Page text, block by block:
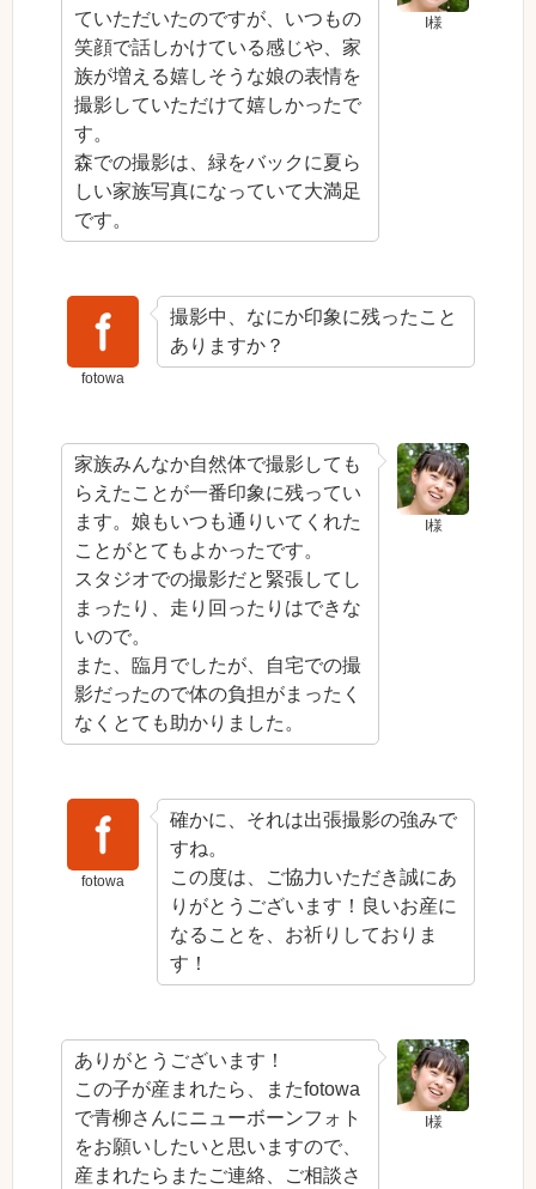
I様
ていただいたのですが、いつもの
笑顔で話しかけている感じや、家
族が増える嬉しそうな娘の表情を
撮影していただけて嬉しかったで
す。
森での撮影は、緑をバックに夏ら
しい家族写真になっていて大満足
です。
fotowa
撮影中、なにか印象に残ったこと
ありますか？
I様
家族みんなか自然体で撮影しても
らえたことが一番印象に残ってい
ます。娘もいつも通りいてくれた
ことがとてもよかったです。
スタジオでの撮影だと緊張してし
まったり、走り回ったりはできな
いので。
また、臨月でしたが、自宅での撮
影だったので体の負担がまったく
なくとても助かりました。
fotowa
確かに、それは出張撮影の強みで
すね。
この度は、ご協力いただき誠にあ
りがとうございます！良いお産に
なることを、お祈りしておりま
す！
I様
ありがとうございます！
この子が産まれたら、またfotowa
で青柳さんにニューボーンフォト
をお願いしたいと思いますので、
産まれたらまたご連絡、ご相談さ